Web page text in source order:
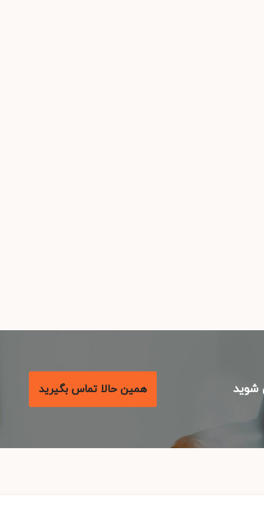
همین حالا تماس بگیرید